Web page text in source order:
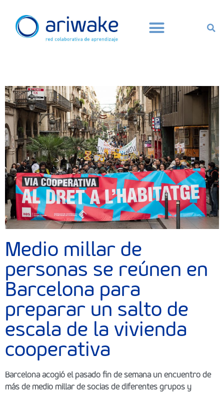
Medio millar de
personas se reúnen en
Barcelona para
preparar un salto de
escala de la vivienda
cooperativa
Barcelona acogió el pasado fin de semana un encuentro de
más de medio millar de socias de diferentes grupos y